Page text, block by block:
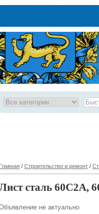
Главная / Строительство и ремонт /
сталь 60С2А,
не актуально